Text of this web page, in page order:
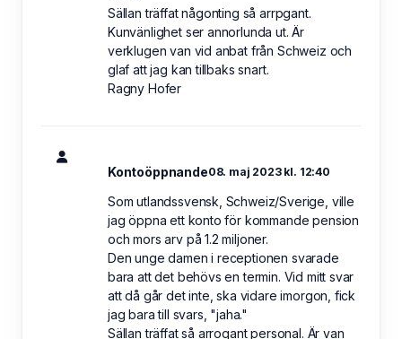
Sällan träffat någonting så arrpgant.
Kunvänlighet ser annorlunda ut. Är
verklugen van vid anbat från Schweiz och
glaf att jag kan tillbaks snart.
Ragny Hofer
Kontoöppnande08. maj 2023 kl. 12:40
Som utlandssvensk, Schweiz/Sverige, ville
jag öppna ett konto för kommande pension
och mors arv på 1.2 miljoner.
Den unge damen i receptionen svarade
bara att det behövs en termin. Vid mitt svar
att då går det inte, ska vidare imorgon, fick
jag bara till svars, "jaha."
Sällan träffat så arrogant personal. Är van